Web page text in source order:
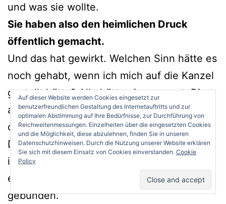
und was sie wollte.
Sie haben also den heimlichen Druck
öffentlich gemacht.
Und das hat gewirkt. Welchen Sinn hätte es
noch gehabt, wenn ich mich auf die Kanzel
gestellt hätte? Alle hätten ja gewusst: Die
arme Sau macht das nur, weil sie ihm sonst
die Kinder wegnehmen. Diese Art der
Dekonspiration half immer am besten. Das
ist bei allen Geheimdiensten so. Sobald
etwas öffentlich ist, sind ihnen die Hände
gebunden.
Auf dieser Website werden Cookies eingesetzt zur
benutzerfreundlichen Gestaltung des Internetauftritts und zur
optimalen Abstimmung auf Ihre Bedürfnisse, zur Durchführung von
Reichweitenmessungen. Einzelheiten über die eingesetzten Cookies
und die Möglichkeit, diese abzulehnen, finden Sie in unseren
Datenschutzhinweisen. Durch die Nutzung unserer Website erklären
Sie sich mit diesem Einsatz von Cookies einverstanden. Cookie
Policy